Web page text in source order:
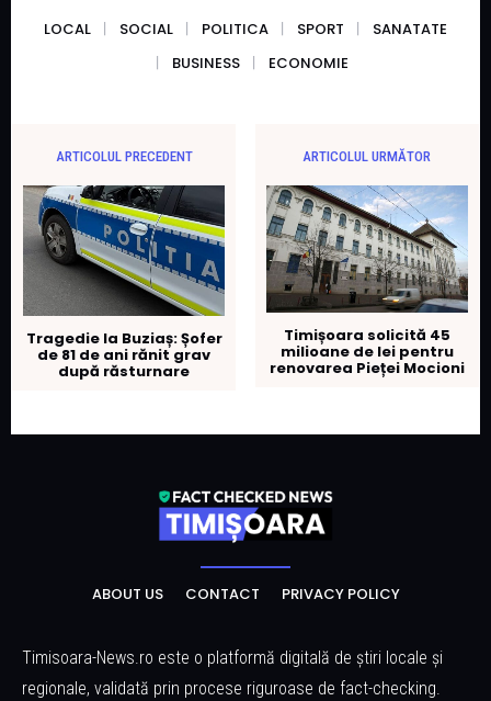
LOCAL SOCIAL POLITICA SPORT
SANATATE
BUSINESS
ECONOMIE
ARTICOLUL PRECEDENT
Tragedie la Buziaș: Șofer
de 81 de ani rănit grav
după răsturnare
ARTICOLUL URMĂTOR
Timișoara solicită 45
milioane de lei pentru
renovarea Pieței Mocioni
ABOUT US CONTACT PRIVACY POLICY
Timisoara-News.ro este o platformă digitală de știri locale și
regionale, validată prin procese riguroase de fact-checking.